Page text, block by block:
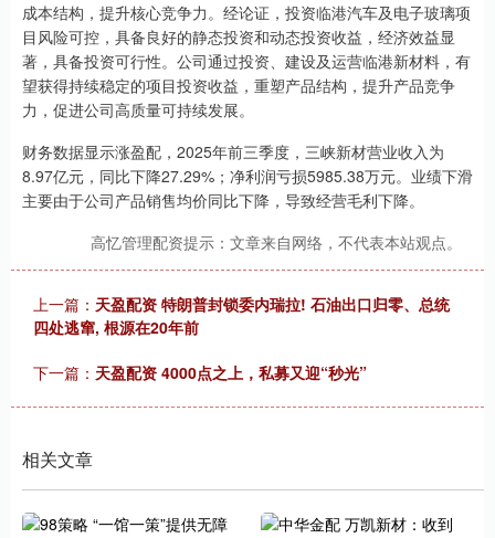
成本结构，提升核心竞争力。经论证，投资临港汽车及电子玻璃项
目风险可控，具备良好的静态投资和动态投资收益，经济效益显
著，具备投资可行性。公司通过投资、建设及运营临港新材料，有
望获得持续稳定的项目投资收益，重塑产品结构，提升产品竞争
力，促进公司高质量可持续发展。
财务数据显示涨盈配，2025年前三季度，三峡新材营业收入为
8.97亿元，同比下降27.29%；净利润亏损5985.38万元。业绩下滑
主要由于公司产品销售均价同比下降，导致经营毛利下降。
高忆管理配资提示：文章来自网络，不代表本站观点。
上一篇： 天盈配资 特朗普封锁委内瑞拉! 石油出口归零、总统
四处逃窜, 根源在20年前
下一篇： 天盈配资 4000点之上，私募又迎“秒光”
相关文章